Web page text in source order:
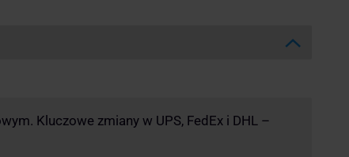
Kluczowe zmiany w UPS, FedEx i DHL –